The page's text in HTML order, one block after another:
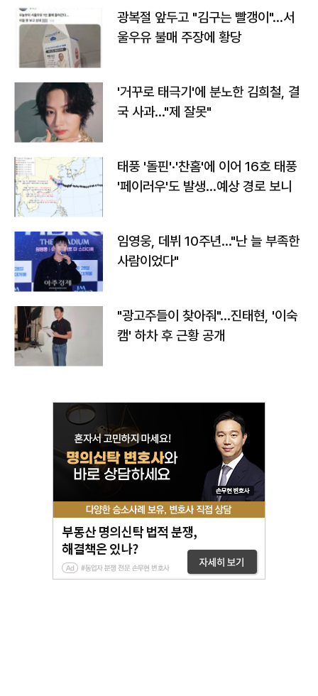
광복절 앞두고 "김구는 빨갱이"…서
울우유 불매 주장에 황당
'거꾸로 태극기'에 분노한 김희철, 결
국 사과…"제 잘못"
태풍 '돌핀'·'찬홈'에 이어 16호 태풍
'페이러우'도 발생…예상 경로 보니
임영웅, 데뷔 10주년…"난 늘 부족한
사람이었다"
"광고주들이 찾아줘"…진태현, '이숙
캠' 하차 후 근황 공개